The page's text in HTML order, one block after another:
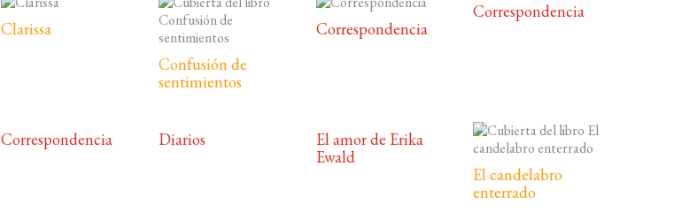
Clarissa
Confusión de
sentimientos
Correspondencia
Correspondencia
Correspondencia Diarios
El amor de Erika
Ewald
El candelabro
enterrado